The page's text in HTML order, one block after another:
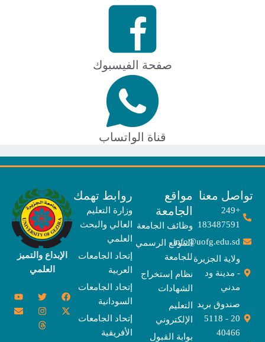
صفحة الفيسبوك
قناة الواتساب
معنا
183487591
info@uofg.edu.sd
ولاية الجزيرة
- مدينة ود
صندوق بريد
20 - 5118
مواقع
الجامعة
وظائف الجامعة
الموقع الرسمي
للجامعة
نظام إستخراج
الشهادات
التعليم
الإلكتروني
بوابة القبول
روابط تهمك
وزارة التعليم
العالي والبحث
إتحاد الجامعات
العربية
إتحاد الجامعات
السودانية
إتحاد الجامعات
الأفريقية
الإبداع والتميز
c
e
T
w
i
Y
o
u
t
u
t
w
I
n
s
E
n
v
e
l
T
h
r